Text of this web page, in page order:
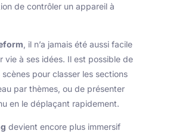
de contrôler un appareil à
, il n’a jamais été aussi facile
vie à ses idées. Il est possible de
pour classer les sections
par thèmes, ou de présenter
en le déplaçant rapidement.
devient encore plus immersif